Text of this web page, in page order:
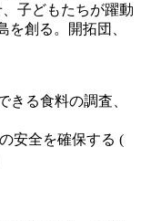
子どもたちが躍動
を創る。開拓団、
きる食料の調査、
安全を確保する (